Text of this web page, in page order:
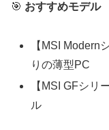
🎯 おすすめモデル
【MSI
りの薄型PC
【MSI GFシ
ル